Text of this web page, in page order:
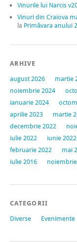
Vinurile lui Narcis
Vinuri din Craiova
la Primăvara anului
ARHIVE
august 2026 martie
noiembrie 2024
ianuarie 2024
aprilie 2023
martie
decembrie 2022
iulie 2022
iunie 2022
februarie 2022
mai
iulie 2016
CATEGORII
Diverse Evenimente